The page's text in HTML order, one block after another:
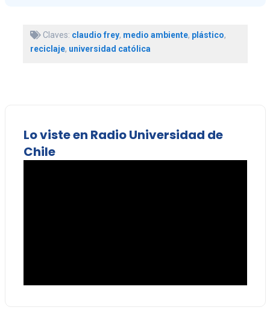
Claves: claudio frey, medio ambiente, plástico,
reciclaje, universidad católica
Lo viste en Radio Universidad de
Chile